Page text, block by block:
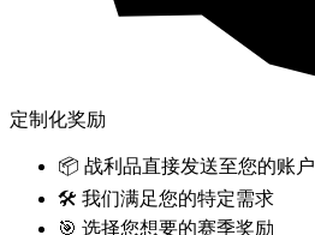
定制化奖励
📦 战利品直接发送至您的账户
🛠️ 我们满足您的特定需求
🎯 选择您想要的赛季奖励